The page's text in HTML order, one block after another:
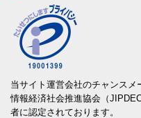
当サイト運営会社のチャンス
情報経済社会推進協会（
者に認定されております。